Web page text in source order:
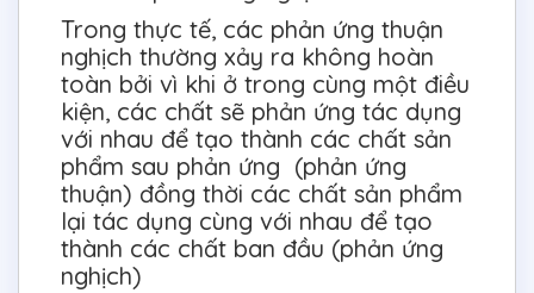
Trong thực tế, các phản ứng thuận
nghịch thường xảy ra không hoàn
toàn bởi vì khi ở trong cùng một điều
kiện, các chất sẽ phản ứng tác dụng
với nhau để tạo thành các chất sản
phẩm sau phản ứng (phản ứng
thuận) đồng thời các chất sản phẩm
lại tác dụng cùng với nhau để tạo
thành các chất ban đầu (phản ứng
nghịch)